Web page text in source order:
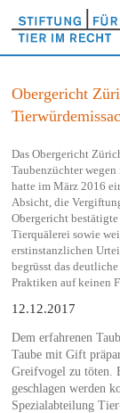
Obergericht
Das Obergericht
Taubenzüchter
hatte im März 2016
Absicht, die
Obergericht
Tierquälerei sowie
erstinstanzlichen
begrüsst das
Praktiken auf keinen
12.12.2017
Dem erfahrenen
Taube mit Gift
Greifvogel zu töten.
geschlagen werden
Spezialabteilung